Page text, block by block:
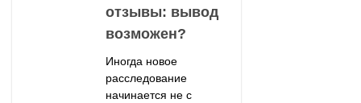
отзывы: вывод
возможен?
Иногда новое
расследование
начинается не с